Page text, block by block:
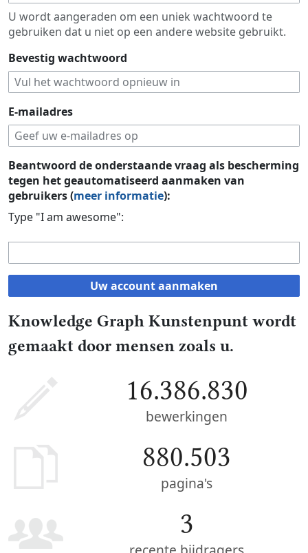
U wordt aangeraden om een uniek wachtwoord te
gebruiken dat u niet op een andere website gebruikt.
Bevestig wachtwoord
E-mailadres
Beantwoord de onderstaande vraag als bescherming
tegen het geautomatiseerd aanmaken van
gebruikers (meer informatie):
Type "I am awesome":
Uw account aanmaken
Knowledge Graph Kunstenpunt wordt
gemaakt door mensen zoals u.
16.386.830
bewerkingen
880.503
pagina's
3